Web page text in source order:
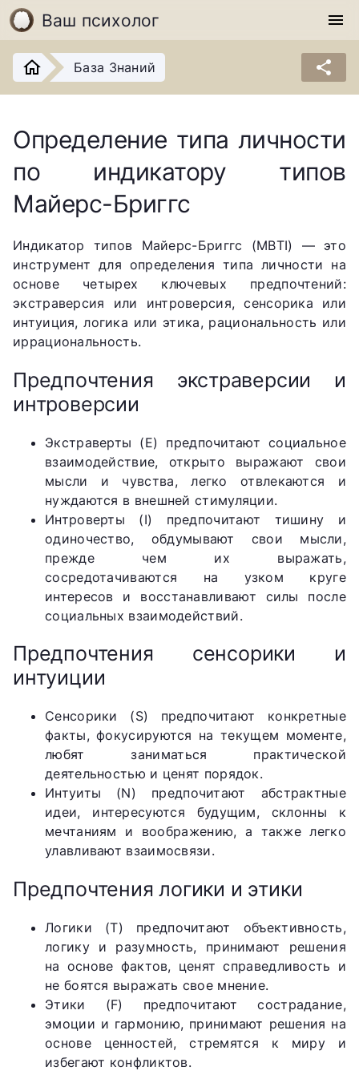
Ваш психолог menu
База Знаний share
Определение типа личности
по индикатору типов
Майерс-Бриггс
Индикатор типов Майерс-Бриггс (MBTI) — это
инструмент для определения типа личности на
основе четырех ключевых предпочтений:
экстраверсия или интроверсия, сенсорика или
интуиция, логика или этика, рациональность или
иррациональность.
Предпочтения экстраверсии и
интроверсии
Экстраверты (E) предпочитают социальное
взаимодействие, открыто выражают свои
мысли и чувства, легко отвлекаются и
нуждаются в внешней стимуляции.
Интроверты (I) предпочитают тишину и
одиночество, обдумывают свои мысли,
прежде чем их выражать,
сосредотачиваются на узком круге
интересов и восстанавливают силы после
социальных взаимодействий.
Предпочтения сенсорики и
интуиции
Сенсорики (S) предпочитают конкретные
факты, фокусируются на текущем моменте,
любят заниматься практической
деятельностью и ценят порядок.
Интуиты (N) предпочитают абстрактные
идеи, интересуются будущим, склонны к
мечтаниям и воображению, а также легко
улавливают взаимосвязи.
Предпочтения логики и этики
Логики (T) предпочитают объективность,
логику и разумность, принимают решения
на основе фактов, ценят справедливость и
не боятся выражать свое мнение.
Этики (F) предпочитают сострадание,
эмоции и гармонию, принимают решения на
основе ценностей, стремятся к миру и
избегают конфликтов.